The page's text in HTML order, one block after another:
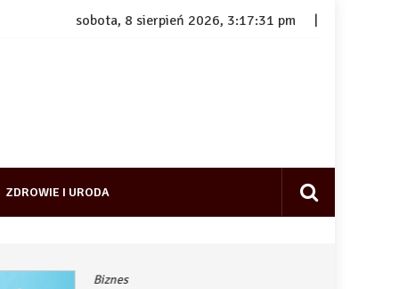
sobota, 8 sierpień 2026, 3:17:32 pm
ZDROWIE I URODA
Biznes